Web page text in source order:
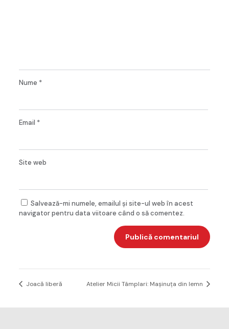
Nume *
Email *
Site web
Salvează-mi numele, emailul și site-ul web în acest
navigator pentru data viitoare când o să comentez.
Joacă liberă Atelier Micii Tâmplari: Mașinuța din lemn